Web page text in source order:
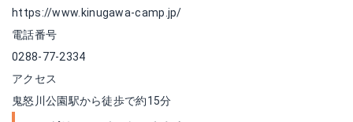
https://www.kinugawa-camp.jp/
電話番号
0288-77-2334
アクセス
鬼怒川公園駅から徒歩で約15分